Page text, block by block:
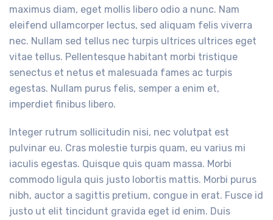
maximus diam, eget mollis libero odio a nunc. Nam
eleifend ullamcorper lectus, sed aliquam felis viverra
nec. Nullam sed tellus nec turpis ultrices ultrices eget
vitae tellus. Pellentesque habitant morbi tristique
senectus et netus et malesuada fames ac turpis
egestas. Nullam purus felis, semper a enim et,
imperdiet finibus libero.
Integer rutrum sollicitudin nisi, nec volutpat est
pulvinar eu. Cras molestie turpis quam, eu varius mi
iaculis egestas. Quisque quis quam massa. Morbi
commodo ligula quis justo lobortis mattis. Morbi purus
nibh, auctor a sagittis pretium, congue in erat. Fusce id
justo ut elit tincidunt gravida eget id enim. Duis